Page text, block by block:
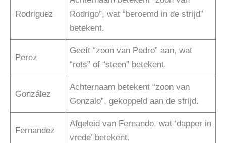
Rodriguez
Rodrigo”, wat “beroemd in de strijd”
betekent.
Perez
Geeft “zoon van Pedro” aan, wat
“rots” of “steen” betekent.
González
Achternaam betekent “zoon van
Gonzalo”, gekoppeld aan de strijd.
Fernandez
Afgeleid van Fernando, wat ‘dapper in
vrede’ betekent.